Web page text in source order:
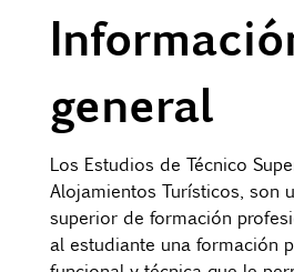
Contacto
Login
general
Los Estudios de Técnico
Alojamientos Turísticos, son
superior de formación
al estudiante una formación